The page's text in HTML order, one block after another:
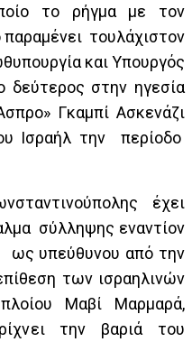
το ρήγμα με τον
τουλάχιστον
και Υπουργός
δεύτερος στην ηγεσία
Γκαμπί Ασκενάζι
Ισραήλ την περίοδο
έχει
σύλληψης εναντίον
ως υπεύθυνου από την
των ισραηλινών
Μαβί Μαρμαρά,
την βαριά του